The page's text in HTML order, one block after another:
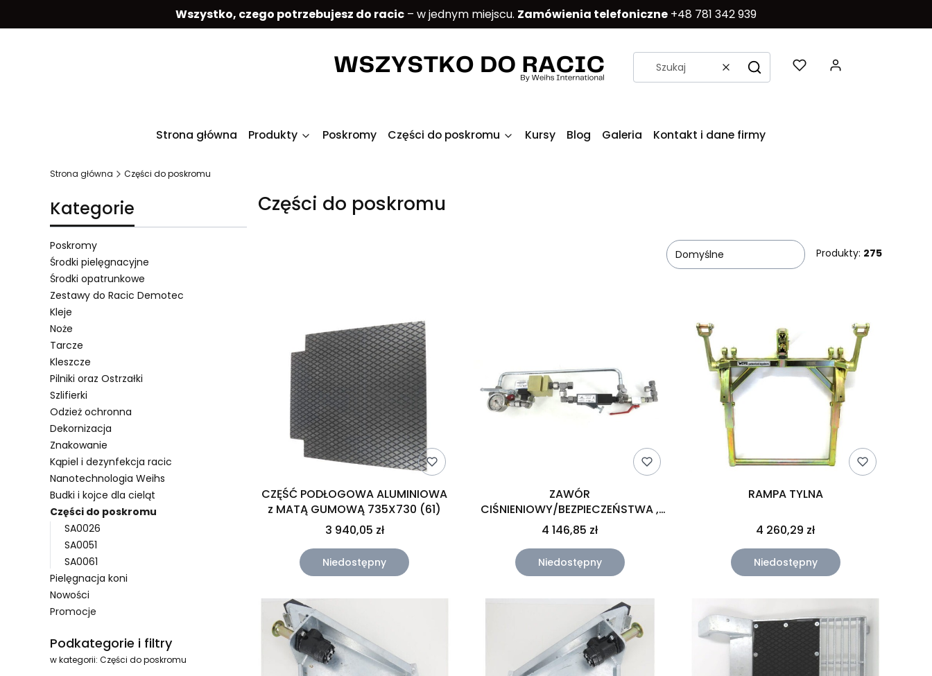
Wszystko, czego potrzebujesz do racic – w jednym miejscu. Zamówienia telefoniczne +48 781 342 939
WyczyśćSzukaj
Strona główna Produkty Poskromy Części do poskromu Kursy Blog Galeria Kontakt i dane firmy
Strona główna Części do poskromu
Kategorie
Poskromy
Środki pielęgnacyjne
Środki opatrunkowe
Zestawy do Racic Demotec
Kleje
Noże
Tarcze
Kleszcze
Pilniki oraz Ostrzałki
Szlifierki
Odzież ochronna
Dekornizacja
Znakowanie
Kąpiel i dezynfekcja racic
Nanotechnologia Weihs
Budki i kojce dla cieląt
Części do poskromu
SA0026
SA0051
SA0061
Pielęgnacja koni
Nowości
Promocje
Podkategorie i filtry
w kategorii: Części do poskromu
Części do poskromu
Domyślne Produkty: 275
CZĘŚĆ PODŁOGOWA ALUMINIOWA
z MATĄ GUMOWĄ 735X730 (61)
3 940,05 zł
Niedostępny
ZAWÓR
CIŚNIENIOWY/BEZPIECZEŃSTWA ,
4 146,85 zł
Niedostępny
RAMPA TYLNA
4 260,29 zł
Niedostępny